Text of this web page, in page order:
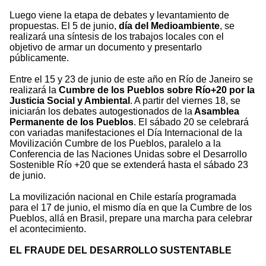
Luego viene la etapa de debates y levantamiento de
propuestas. El 5 de junio, día del Medioambiente, se
realizará una síntesis de los trabajos locales con el
objetivo de armar un documento y presentarlo
públicamente.
Entre el 15 y 23 de junio de este año en Río de Janeiro se
realizará la Cumbre de los Pueblos sobre Río+20 por la
Justicia Social y Ambiental . A partir del viernes 18, se
iniciarán los debates autogestionados de la Asamblea
Permanente de los Pueblos. El sábado 20 se celebrará
con variadas manifestaciones el Día Internacional de la
Movilización Cumbre de los Pueblos, paralelo a la
Conferencia de las Naciones Unidas sobre el Desarrollo
Sostenible Río +20 que se extenderá hasta el sábado 23
de junio.
La movilización nacional en Chile estaría programada
para el 17 de junio, el mismo día en que la Cumbre de los
Pueblos, allá en Brasil, prepare una marcha para celebrar
el acontecimiento.
EL FRAUDE DEL DESARROLLO SUSTENTABLE